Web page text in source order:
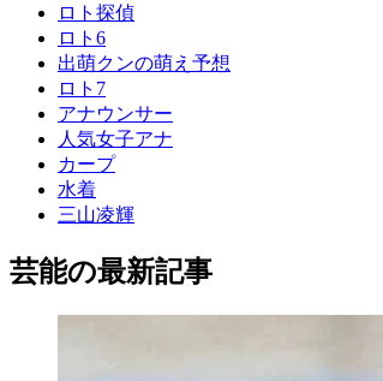
ロト探偵
ロト6
出萌クンの萌え予想
ロト7
アナウンサー
人気女子アナ
カープ
水着
三山凌輝
芸能の最新記事